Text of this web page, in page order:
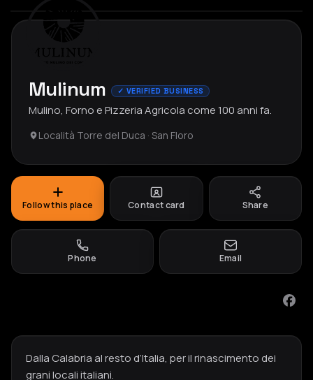
Mulinum ✓ VERIFIED BUSINESS
Mulino, Forno e Pizzeria Agricola come 100 anni fa.
Località Torre del Duca · San Floro
Follow this place Contact card Share
Phone Email
Dalla Calabria al resto d’Italia, per il rinascimento dei
grani locali italiani.